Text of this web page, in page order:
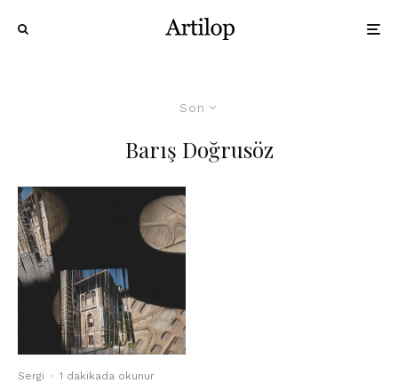
Son
Barış Doğrusöz
Sergi · 1 dakikada okunur